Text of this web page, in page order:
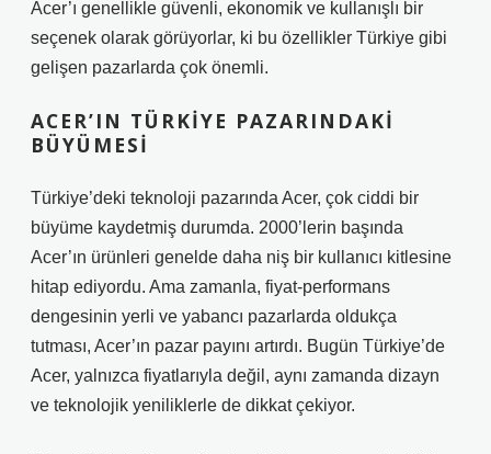
Acer’ı genellikle güvenli, ekonomik ve kullanışlı bir
seçenek olarak görüyorlar, ki bu özellikler Türkiye gibi
gelişen pazarlarda çok önemli.
ACER’IN TÜRKIYE PAZARINDAKI
BÜYÜMESI
Türkiye’deki teknoloji pazarında Acer, çok ciddi bir
büyüme kaydetmiş durumda. 2000’lerin başında
Acer’ın ürünleri genelde daha niş bir kullanıcı kitlesine
hitap ediyordu. Ama zamanla, fiyat-performans
dengesinin yerli ve yabancı pazarlarda oldukça
tutması, Acer’ın pazar payını artırdı. Bugün Türkiye’de
Acer, yalnızca fiyatlarıyla değil, aynı zamanda dizayn
ve teknolojik yeniliklerle de dikkat çekiyor.